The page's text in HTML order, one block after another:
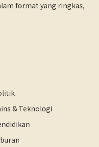
format yang ringkas,
& Teknologi